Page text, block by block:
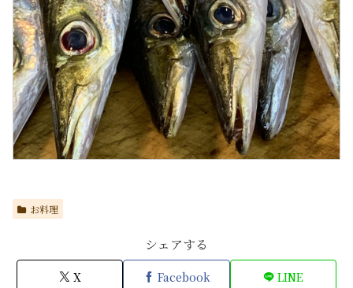
お料理
シェアする
X Facebook LINE